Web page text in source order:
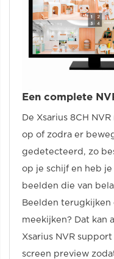
Een complete
De Xsarius 8CH
op of zodra er
gedetecteerd, zo
op je schijf en heb je
beelden die van
Beelden terugkijken
meekijken? Dat kan
Xsarius NVR
screen preview